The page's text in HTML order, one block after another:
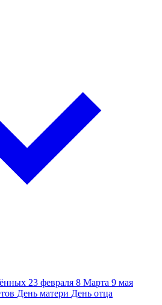
23 февраля 8 Марта 9 мая
День матери День отца